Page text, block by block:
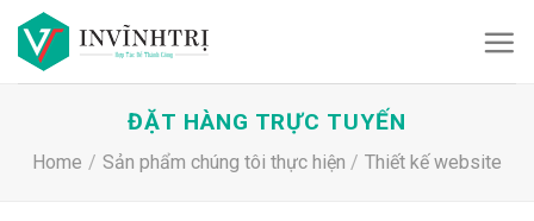
Skip
content
ĐẶT HÀNG TRỰC TUYẾN
Home / Sản phẩm chúng tôi thực hiện / Thiết kế website